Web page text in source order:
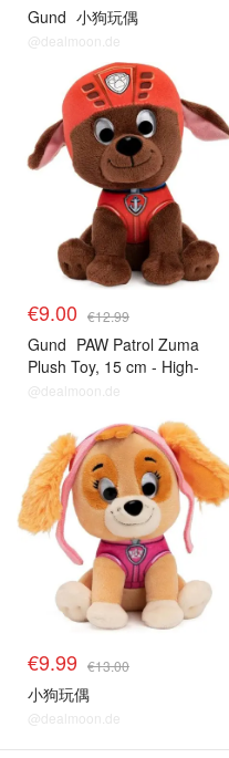
Gund 小狗玩偶
@dealmoon.de
€9.00 €12.99
Gund PAW Patrol Zuma
Plush Toy, 15 cm - High-
Quality Cuddly Toy for Fans
Recommended from 1 Year
@dealmoon.de
€9.99 €13.00
小狗玩偶
@dealmoon.de